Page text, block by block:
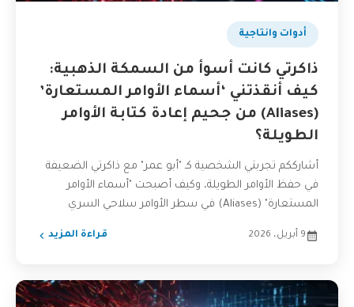
أدوات وانتاجية
ذاكرتي كانت أسوأ من السمكة الذهبية:
كيف أنقذتني ‘أسماء الأوامر المستعارة’
(Aliases) من جحيم إعادة كتابة الأوامر
الطويلة؟
أشارككم تجربتي الشخصية كـ "أبو عمر" مع ذاكرتي الضعيفة
في حفظ الأوامر الطويلة، وكيف أصبحت "أسماء الأوامر
المستعارة" (Aliases) في سطر الأوامر سلاحي السري
9 أبريل، 2026 قراءة المزيد